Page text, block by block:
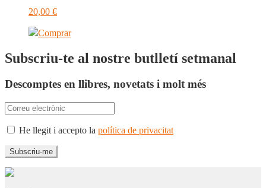
20,00 €
Comprar
Subscriu-te al nostre butlletí setmanal
Descomptes en llibres, novetats i molt més
He llegit i accepto la política de privacitat